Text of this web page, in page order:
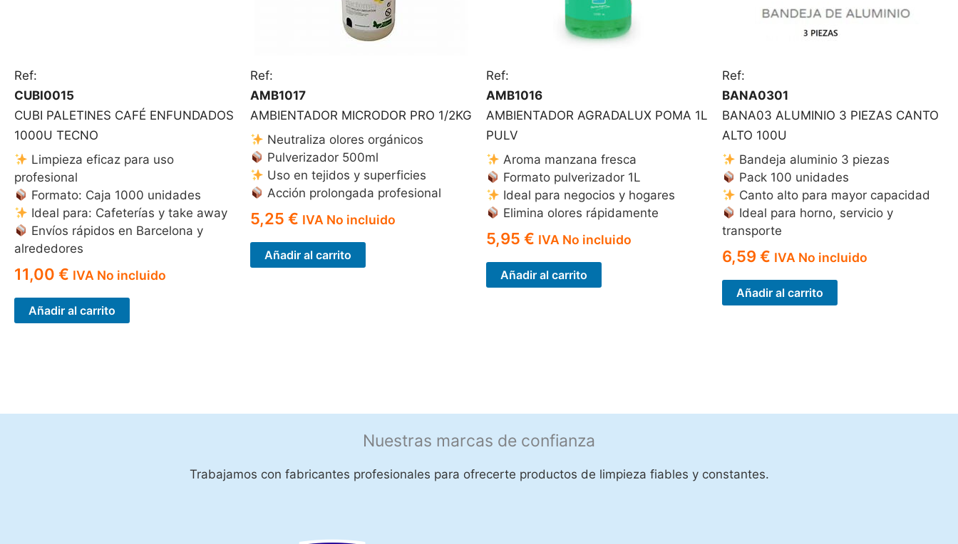
Ref:
CUBI0015
CUBI PALETINES CAFÉ ENFUNDADOS
1000U TECNO
Limpieza eficaz para uso
profesional
Formato: Caja 1000 unidades
Ideal para: Cafeterías y take away
Envíos rápidos en Barcelona y
alrededores
11,00 € IVA No incluido
Añadir al carrito
Ref:
AMB1017
AMBIENTADOR MICRODOR PRO 1/2KG
Neutraliza olores orgánicos
Pulverizador 500ml
Uso en tejidos y superficies
Acción prolongada profesional
5,25 € IVA No incluido
Añadir al carrito
Ref:
AMB1016
AMBIENTADOR AGRADALUX POMA 1L
PULV
Aroma manzana fresca
Formato pulverizador 1L
Ideal para negocios y hogares
Elimina olores rápidamente
5,95 € IVA No incluido
Añadir al carrito
Ref:
BANA0301
BANA03 ALUMINIO 3 PIEZAS CANTO
ALTO 100U
Bandeja aluminio 3 piezas
Pack 100 unidades
Canto alto para mayor capacidad
Ideal para horno, servicio y
transporte
6,59 € IVA No incluido
Añadir al carrito
Nuestras marcas de confianza
Trabajamos con fabricantes profesionales para ofrecerte productos de limpieza fiables y constantes.